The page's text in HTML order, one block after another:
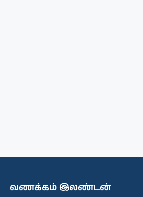
வணக்கம் இலண்டன்